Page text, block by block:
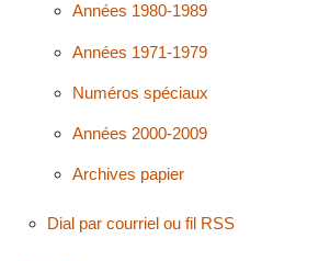
Années 1980-1989
Années 1971-1979
Numéros spéciaux
Années 2000-2009
Archives papier
Dial par courriel ou fil RSS